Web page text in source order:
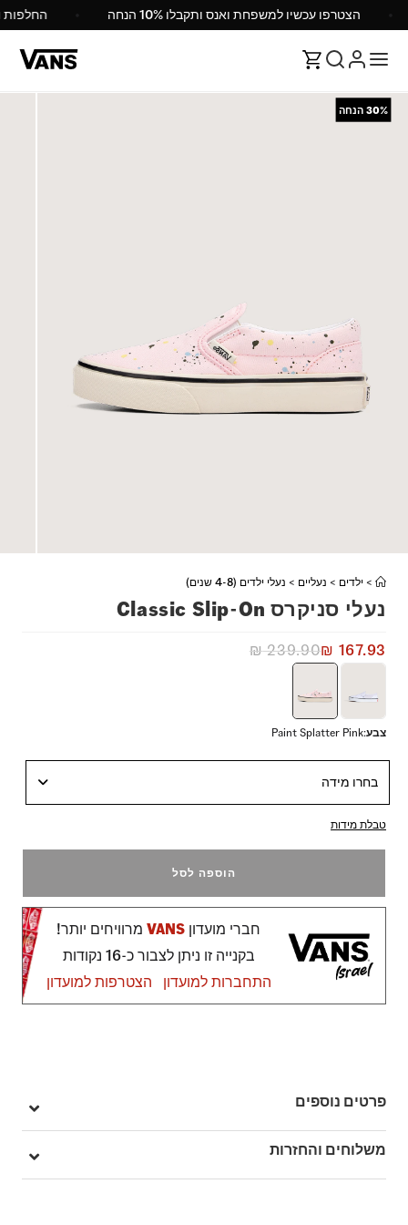
הצטרפו עכשיו למשפחת ואנס ותקבלו 10% הנחה
30% הנחה
> ילדים > נעליים > נעלי ילדים (4-8 שנים)
נעלי סניקרס Classic Slip-On
₪239.90₪ 167.93
צבע:
Paint Splatter Pink
בחרו מידה
טבלת מידות
הוספה לסל
חברי מועדון VANSמרוויחים יותר!
בקנייה זו ניתן לצבור כ-16 נקודות
התחברות למועדון
הצטרפות למועדון
פרטים נוספים
מק"ט: V00D0JPNK
משלוחים והחזרות